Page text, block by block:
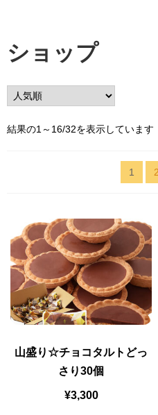
ショップ
結果の1～16/32を表示しています
1
2
山盛り☆チョコタルトどっ
さり30個
¥3,300